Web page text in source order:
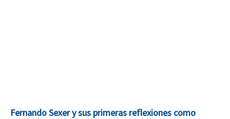
Fernando Sexer y sus primeras reflexiones como